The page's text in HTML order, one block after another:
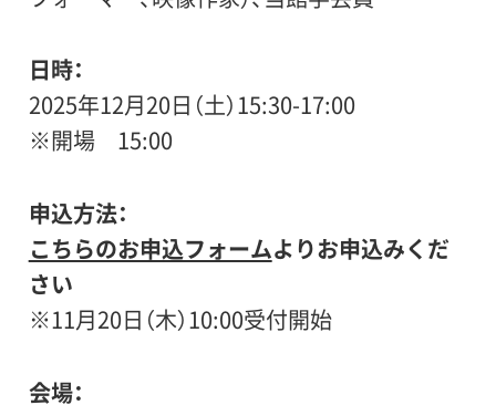
日時
2025年12月20日（土）15:30-17:00
※開場 15:00
申込方法
こちらのお申込フォーム よりお申込みくだ
さい
※11月20日（木）10:00受付開始
会場